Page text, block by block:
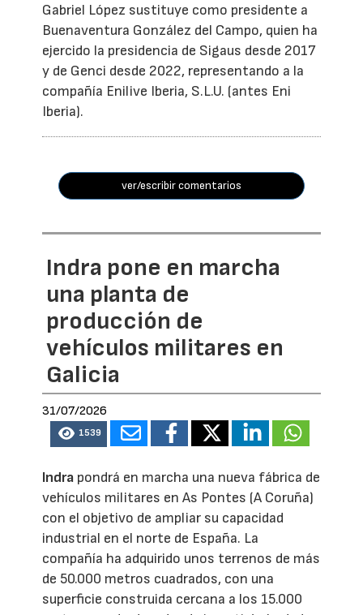
Gabriel López sustituye como presidente a
Buenaventura González del Campo, quien ha
ejercido la presidencia de Sigaus desde 2017
y de Genci desde 2022, representando a la
compañía Enilive Iberia, S.L.U. (antes Eni
Iberia).
ver/escribir comentarios
Indra pone en marcha
una planta de
producción de
vehículos militares en
Galicia
31/07/2026
1539
Indra pondrá en marcha una nueva fábrica de
vehículos militares en As Pontes (A Coruña)
con el objetivo de ampliar su capacidad
industrial en el norte de España. La
compañía ha adquirido unos terrenos de más
de 50.000 metros cuadrados, con una
superficie construida cercana a los 15.000